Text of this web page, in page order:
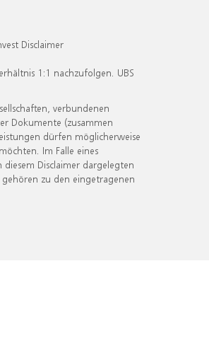
Disclaimer
1:1 nachzufolgen. UBS
verbundenen
Dokumente (zusammen
dürfen möglicherweise
Im Falle eines
Disclaimer dargelegten
zu den eingetragenen